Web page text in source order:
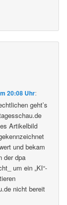
20:08 Uhr:
geht’s
Artikelbild
und bekam
der dpa
um ein „KI“-
nicht bereit